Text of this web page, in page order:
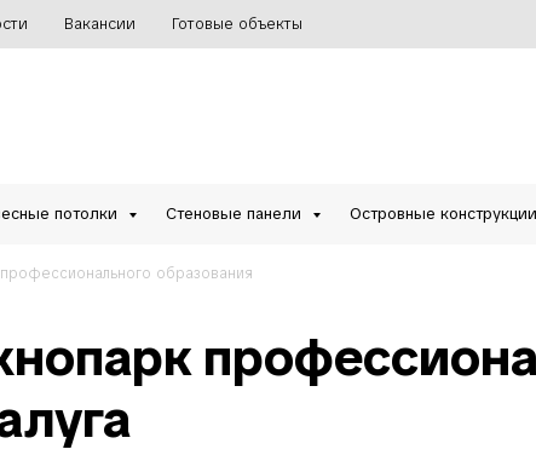
Вакансии Готовые объекты
потолки Стеновые панели Островные конструкции
образования